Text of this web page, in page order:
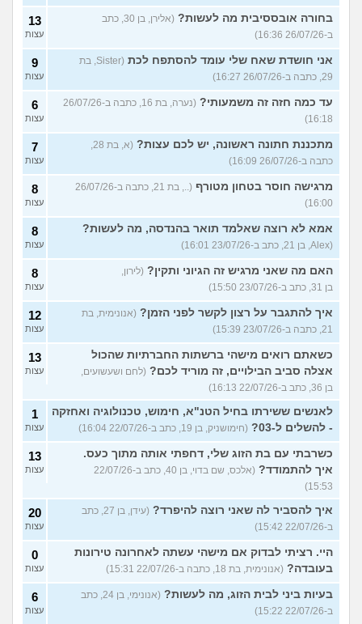
בחורה אובססיבית מה לעשות?
(אלירן, בן 30, כתב
ב-26/07/26 16:36)
13
עצות
אני חושדת שאח שלי עומד להסתפח לכת
(Sister, בת
29, כתבה ב-26/07/26 16:27)
9
עצות
עד כמה חזה זה משמעותי?
(נערה, בת 16, כתבה ב-26/07/26
16:18)
6
עצות
מתכננת חתונה ראשונה, יש לכם עצות?
(א, בת 28,
כתבה ב-26/07/26 16:09)
7
עצות
מרגישה חוסר בטחון מטורף
(.., בת 21, כתבה ב-26/07/26
16:00)
8
עצות
אמא לא רוצה שאלמד תואר בהנדסה, מה לעשות?
(Alex, בן 21, כתב ב-23/07/26 16:01)
8
עצות
האם מה שאני מרגיש זה הגיוני ותקין? (לירון,
בן 31, כתב ב-23/07/26 15:50)
8
עצות
איך להתגבר על רצון לקשר לפני הזמן? (אנונימית, בת
21, כתבה ב-23/07/26 15:39)
12
עצות
כשאתם רואים מישהי ברשתות החברתיות שהכול
אצלה סביב הבילויים, זה מוריד לכם? (לחם ושעשועים,
בן 36, כתב ב-22/07/26 16:13)
13
עצות
לאנשים ששירתו בחיל הטנ"א, חימוש, טכנולוגיה ואחזקה
- להשלים ל-03?
(חימושניק, בן 19, כתב ב-22/07/26 16:04)
1
עצות
כשרבתי עם בת הזוג שלי, דחפתי אותה מתוך כעס.
איך להתמודד?
(אלכס, שם בדוי, בן 40, כתב ב-22/07/26
15:53)
13
עצות
איך להסביר לה שאני רוצה להיפרד?
(עידן, בן 27, כתב
ב-22/07/26 15:42)
20
עצות
היי. רציתי לבדוק אם מישהי עשתה לאחרונה טירונות
בעובדה? (אנונימית, בת 18, כתבה ב-22/07/26 15:31)
0
עצות
בעיות ביני לבית הזוג, מה לעשות?
(אנונימי, בן 24, כתב
ב-22/07/26 15:22)
6
עצות